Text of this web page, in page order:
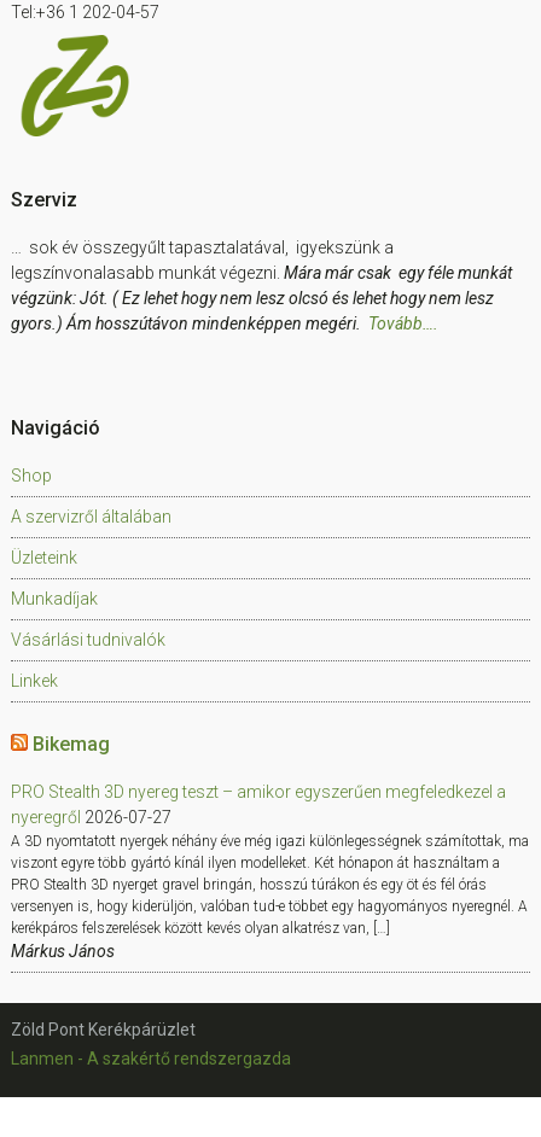
Tel:+36 1 202-04-57
Szerviz
… sok év összegyűlt tapasztalatával, igyekszünk a
legszínvonalasabb munkát végezni. Mára már csak egy féle munkát
végzünk: Jót. ( Ez lehet hogy nem lesz olcsó és lehet hogy nem lesz
gyors.) Ám hosszútávon mindenképpen megéri. Tovább….
Navigáció
Shop
A szervizről általában
Üzleteink
Munkadíjak
Vásárlási tudnivalók
Linkek
Bikemag
PRO Stealth 3D nyereg teszt – amikor egyszerűen megfeledkezel a
nyeregről 2026-07-27
A 3D nyomtatott nyergek néhány éve még igazi különlegességnek számítottak, ma
viszont egyre több gyártó kínál ilyen modelleket. Két hónapon át használtam a
PRO Stealth 3D nyerget gravel bringán, hosszú túrákon és egy öt és fél órás
versenyen is, hogy kiderüljön, valóban tud-e többet egy hagyományos nyeregnél. A
kerékpáros felszerelések között kevés olyan alkatrész van, […]
Márkus János
Zöld Pont Kerékpárüzlet
Lanmen - A szakértő rendszergazda